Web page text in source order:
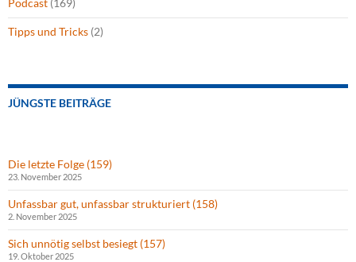
Podcast (169)
Tipps und Tricks (2)
JÜNGSTE BEITRÄGE
Die letzte Folge (159)
23. November 2025
Unfassbar gut, unfassbar strukturiert (158)
2. November 2025
Sich unnötig selbst besiegt (157)
19. Oktober 2025